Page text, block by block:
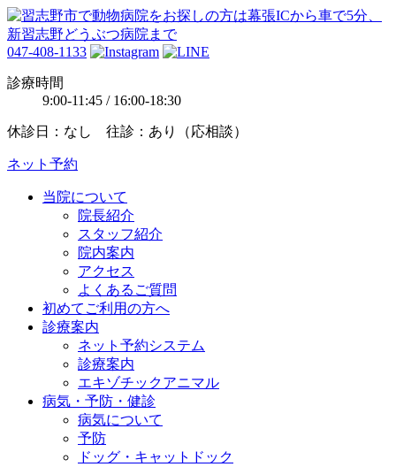
047-408-1133
診療時間
9:00-11:45 / 16:00-18:30
休診日：なし 往診：あり（応相談）
ネット予約
当院について
院長紹介
スタッフ紹介
院内案内
アクセス
よくあるご質問
初めてご利用の方へ
診療案内
ネット予約システム
診療案内
エキゾチックアニマル
病気・予防・健診
病気について
予防
ドッグ・キャットドック